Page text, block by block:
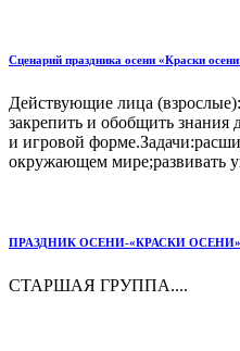
Сценарий праздника осени «Краски
Действующие лица
закрепить и обобщить знания
и игровой
окружающем мире;развивать
ПРАЗДНИК ОСЕНИ-«КРАСКИ
СТАРШАЯ ГРУППА....